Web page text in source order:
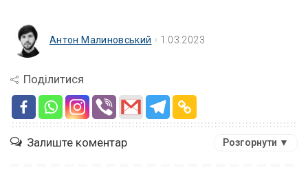
Антон Малиновський 1.03.2023
Поділитися
Залиште коментар Розгорнути ▼